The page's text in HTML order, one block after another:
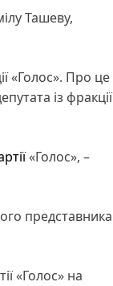
Ташеву,
«Голос». Про це
із фракції
«Голос», –
представника
«Голос» на